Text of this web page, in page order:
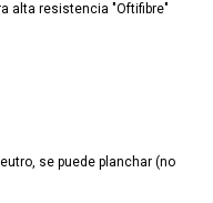
alta resistencia "Oftifibre"
se puede planchar (no